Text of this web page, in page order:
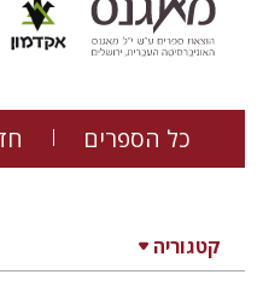
כל הספרים
קטגוריה